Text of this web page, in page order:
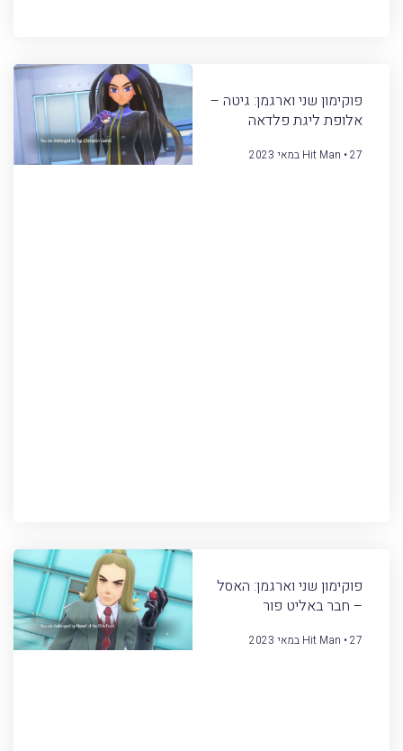
פוקימון שני וארגמן: גיטה –
אלופת ליגת פלדאה
Hit Man 27 במאי 2023
פוקימון שני וארגמן: האסל
– חבר באליט פור
Hit Man 27 במאי 2023